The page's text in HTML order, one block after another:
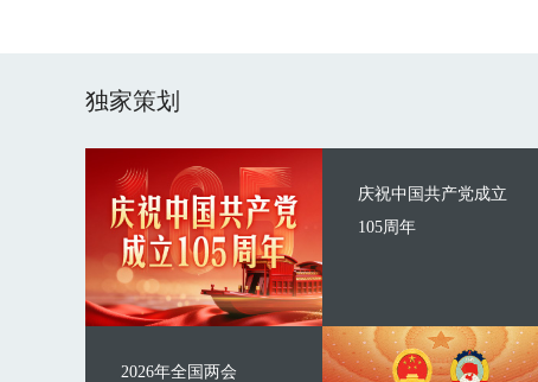
独家策划
庆祝中国共产党成立
105周年
2026年全国两会